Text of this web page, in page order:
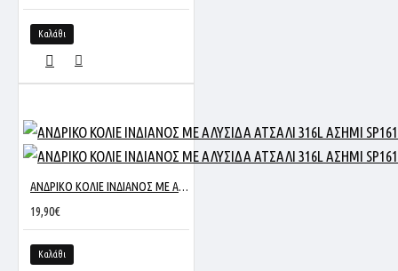
Καλάθι
ΑΝΔΡΙΚΟ ΚΟΛΙΕ ΙΝΔΙΑΝΟΣ ΜΕ ΑΛΥΣΙΔΑ ΑΤΣΑΛΙ 316L ΑΣΗΜΙ SP1610
19,90€
Καλάθι